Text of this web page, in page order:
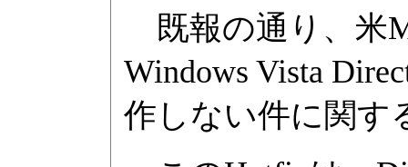
既報の通り、米
Windows Vista
作しない件に関す